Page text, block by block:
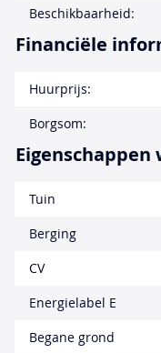
Beschikbaarheid:
Financiële
Huurprijs:
Borgsom:
Tuin
Berging
CV
Energielabel E
Begane grond